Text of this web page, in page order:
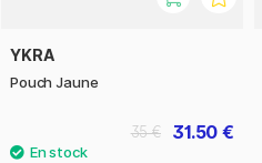
YKRA
Pouch Jaune
31.50 €
35 €